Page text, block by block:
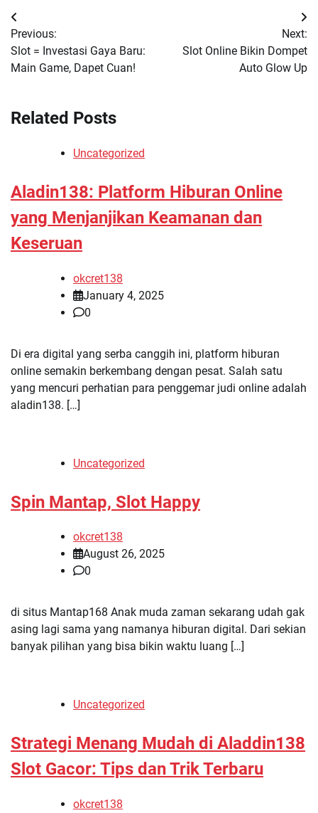
Post
navigation
Previous:
Slot = Investasi Gaya Baru:
Main Game, Dapet Cuan!
Next:
Slot Online Bikin Dompet
Auto Glow Up
Related Posts
Uncategorized
Aladin138: Platform Hiburan Online
yang Menjanjikan Keamanan dan
Keseruan
okcret138
January 4, 2025
0
Di era digital yang serba canggih ini, platform hiburan
online semakin berkembang dengan pesat. Salah satu
yang mencuri perhatian para penggemar judi online adalah
aladin138. […]
Uncategorized
Spin Mantap, Slot Happy
okcret138
August 26, 2025
0
di situs Mantap168 Anak muda zaman sekarang udah gak
asing lagi sama yang namanya hiburan digital. Dari sekian
banyak pilihan yang bisa bikin waktu luang […]
Uncategorized
Strategi Menang Mudah di Aladdin138
Slot Gacor: Tips dan Trik Terbaru
okcret138